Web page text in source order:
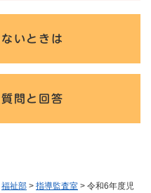
福祉部 > 指導監査室 > 令和6年度児
いときは
問と回答